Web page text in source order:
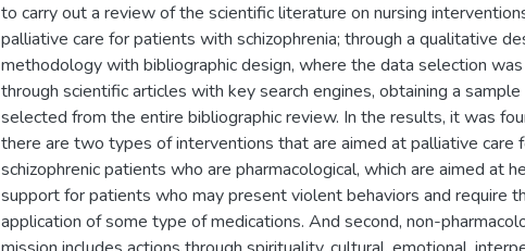
to carry out a review of the scientific literature on nursing
palliative care for patients with schizophrenia; through a qualitative
methodology with bibliographic design, where the data selection
through scientific articles with key search engines, obtaining a
selected from the entire bibliographic review. In the results, it was
there are two types of interventions that are aimed at palliative care
schizophrenic patients who are pharmacological, which are aimed at
support for patients who may present violent behaviors and require
application of some type of medications. And second, non-